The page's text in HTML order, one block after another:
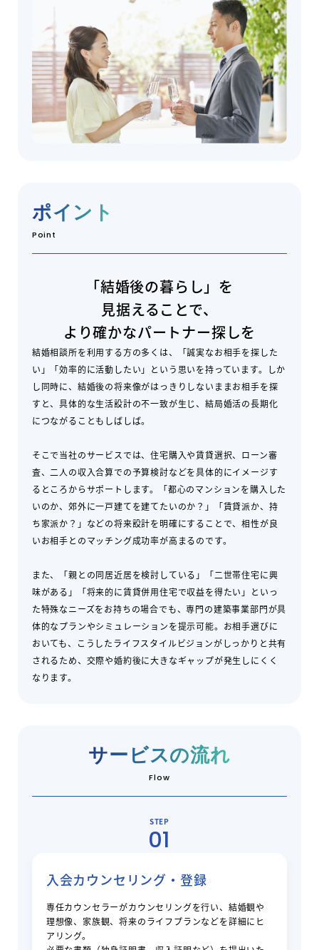
ポイント
Point
「結婚後の暮らし」を
見据えることで、
より確かなパートナー探しを
結婚相談所を利用する方の多くは、「誠実なお相手を探した
い」「効率的に活動したい」という思いを持っています。しか
し同時に、結婚後の将来像がはっきりしないままお相手を探
すと、具体的な生活設計の不一致が生じ、結局婚活の長期化
につながることもしばしば。
そこで当社のサービスでは、住宅購入や賃貸選択、ローン審
査、二人の収入合算での予算検討などを具体的にイメージす
るところからサポートします。「都心のマンションを購入した
いのか、郊外に一戸建てを建てたいのか？」「賃貸派か、持
ち家派か？」などの将来設計を明確にすることで、相性が良
いお相手とのマッチング成功率が高まるのです。
また、「親との同居近居を検討している」「二世帯住宅に興
味がある」「将来的に賃貸併用住宅で収益を得たい」といっ
た特殊なニーズをお持ちの場合でも、専門の建築事業部門が具
体的なプランやシミュレーションを提示可能。お相手選びに
おいても、こうしたライフスタイルビジョンがしっかりと共有
されるため、交際や婚約後に大きなギャップが発生しにくく
なります。
サービスの流れ
Flow
STEP
01
入会カウンセリング・登録
専任カウンセラーがカウンセリングを行い、結婚観や
理想像、家族観、将来のライフプランなどを詳細にヒ
アリング。